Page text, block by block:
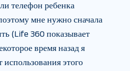
телефон ребенка
мне нужно сначала
(Life 360 показывает
время назад я
использования этого